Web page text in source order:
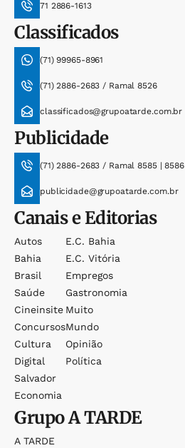
71 2886-1613
Classificados
(71) 99965-8961
(71) 2886-2683 / Ramal 8526
classificados@grupoatarde.com.br
Publicidade
(71) 2886-2683 / Ramal 8585 | 8586
publicidade@grupoatarde.com.br
Canais e Editorias
Autos
Bahia
Brasil
Saúde
Cineinsite
Concursos
Cultura
Digital
Salvador
Economia
E.c. Bahia
E.c. Vitória
Empregos
Gastronomia
Muito
Mundo
Opinião
Política
GrupoA TARDE
A TARDE